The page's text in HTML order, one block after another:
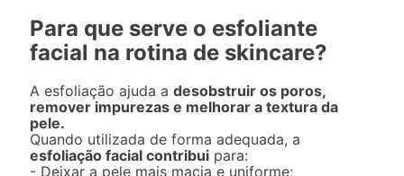
Para que serve o esfoliante
facial na rotina de skincare?
A esfoliação ajuda a desobstruir os poros,
remover impurezas e melhorar a textura da
pele.
Quando utilizada de forma adequada, a
esfoliação facial contribui para:
- Deixar a pele mais macia e uniforme;